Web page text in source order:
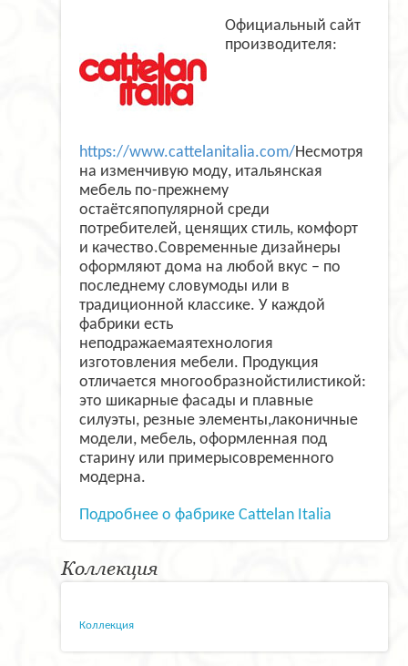
Официальный сайт
производителя:
https://www.cattelanitalia.com/Несмотря
на изменчивую моду, итальянская
мебель по-прежнему
остаётсяпопулярной среди
потребителей, ценящих стиль, комфорт
и качество.Современные дизайнеры
оформляют дома на любой вкус – по
последнему словумоды или в
традиционной классике. У каждой
фабрики есть
неподражаемаятехнология
изготовления мебели. Продукция
отличается многообразнойстилистикой:
это шикарные фасады и плавные
силуэты, резные элементы,лаконичные
модели, мебель, оформленная под
старину или примерысовременного
модерна.
Подробнее о фабрике Cattelan Italia
Коллекция
Коллекция